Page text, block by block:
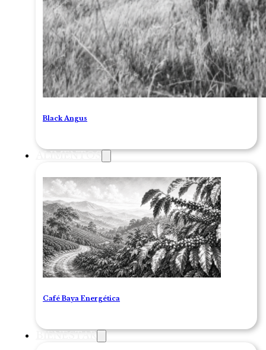
Black Angus
ALIMENTOS
Café Baya Energética
BIENESTAR